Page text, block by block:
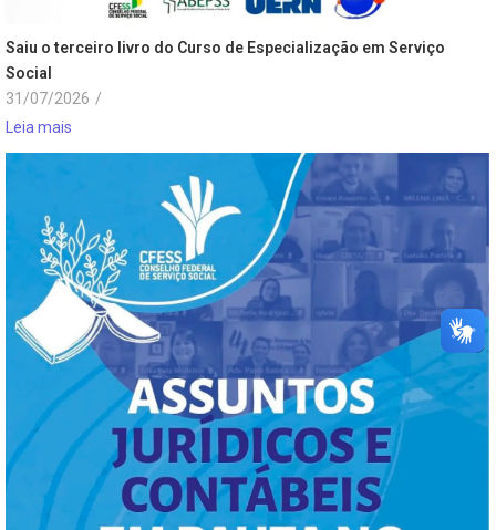
Saiu o terceiro livro do Curso de Especialização em Serviço
Social
31/07/2026 /
Leia mais